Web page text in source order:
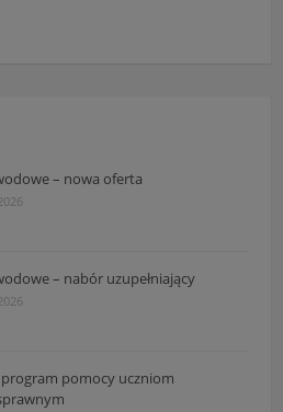
– nowa oferta
– nabór uzupełniający
pomocy uczniom